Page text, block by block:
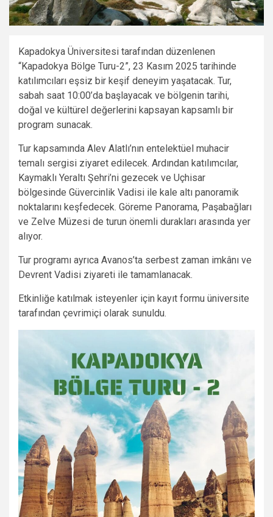
Kapadokya Üniversitesi tarafından düzenlenen
“Kapadokya Bölge Turu-2”, 23 Kasım 2025 tarihinde
katılımcıları eşsiz bir keşif deneyim yaşatacak. Tur,
sabah saat 10:00’da başlayacak ve bölgenin tarihi,
doğal ve kültürel değerlerini kapsayan kapsamlı bir
program sunacak.
Tur kapsamında Alev Alatlı’nın entelektüel muhacir
temalı sergisi ziyaret edilecek. Ardından katılımcılar,
Kaymaklı Yeraltı Şehri’ni gezecek ve Uçhisar
bölgesinde Güvercinlik Vadisi ile kale altı panoramik
noktalarını keşfedecek. Göreme Panorama, Paşabağları
ve Zelve Müzesi de turun önemli durakları arasında yer
alıyor.
Tur programı ayrıca Avanos’ta serbest zaman imkânı ve
Devrent Vadisi ziyareti ile tamamlanacak.
Etkinliğe katılmak isteyenler için kayıt formu üniversite
tarafından çevrimiçi olarak sunuldu.